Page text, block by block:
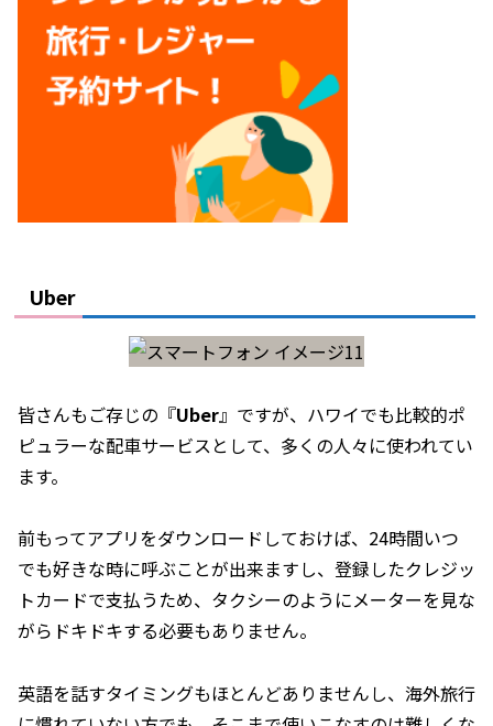
Uber
皆さんもご存じの『Uber』ですが、ハワイでも比較的ポ
ピュラーな配車サービスとして、多くの人々に使われてい
ます。
前もってアプリをダウンロードしておけば、24時間いつ
でも好きな時に呼ぶことが出来ますし、登録したクレジッ
トカードで支払うため、タクシーのようにメーターを見な
がらドキドキする必要もありません。
英語を話すタイミングもほとんどありませんし、海外旅行